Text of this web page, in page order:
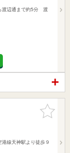
渡辺通まで約5分 渡
お気に入
りに追加
線天神駅より徒歩９